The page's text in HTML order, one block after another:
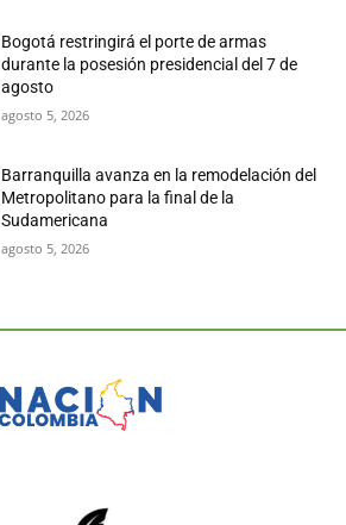
Bogotá restringirá el porte de armas
durante la posesión presidencial del 7 de
agosto
agosto 5, 2026
Barranquilla avanza en la remodelación del
Metropolitano para la final de la
Sudamericana
agosto 5, 2026